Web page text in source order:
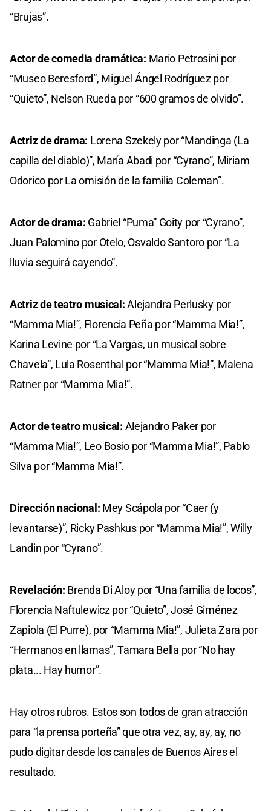
“Brujas”.
Actor de comedia dramática: Mario Petrosini por
“Museo Beresford”, Miguel Ángel Rodríguez por
“Quieto”, Nelson Rueda por “600 gramos de olvido”.
Actriz de drama: Lorena Szekely por “Mandinga (La
capilla del diablo)”, María Abadi por “Cyrano”, Miriam
Odorico por La omisión de la familia Coleman”.
Actor de drama: Gabriel “Puma” Goity por “Cyrano”,
Juan Palomino por Otelo, Osvaldo Santoro por “La
lluvia seguirá cayendo”.
Actriz de teatro musical:Alejandra Perlusky por
“Mamma Mia!”, Florencia Peña por “Mamma Mia!”,
Karina Levine por “La Vargas, un musical sobre
Chavela”, Lula Rosenthal por “Mamma Mia!”, Malena
Ratner por “Mamma Mia!”.
Actor de teatro musical: Alejandro Paker por
“Mamma Mia!”, Leo Bosio por “Mamma Mia!”, Pablo
Silva por “Mamma Mia!”.
Dirección nacional: Mey Scápola por “Caer (y
levantarse)”, Ricky Pashkus por “Mamma Mia!”, Willy
Landin por “Cyrano”.
Revelación: Brenda Di Aloy por “Una familia de locos”,
Florencia Naftulewicz por “Quieto”, José Giménez
Zapiola (El Purre), por “Mamma Mia!”, Julieta Zara por
“Hermanos en llamas”, Tamara Bella por “No hay
plata... Hay humor”.
Hay otros rubros. Estos son todos de gran atracción
para “la prensa porteña” que otra vez, ay, ay, ay, no
pudo digitar desde los canales de Buenos Aires el
resultado.